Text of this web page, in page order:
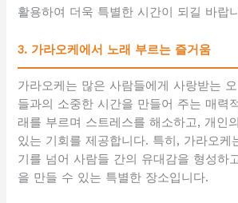
활용하여 더욱 특별한 시간이 되길 바랍
3. 가라오케에서 노래 부르는 즐거움
가라오케는 많은 사람들에게 사랑받는
들과의 소중한 시간을 만들어 주는 매력
래를 부르며 스트레스를 해소하고, 개인
있는 기회를 제공합니다. 특히, 가라오케
기를 넘어 사람들 간의 유대감을 형성하
을 만들 수 있는 특별한 장소입니다.